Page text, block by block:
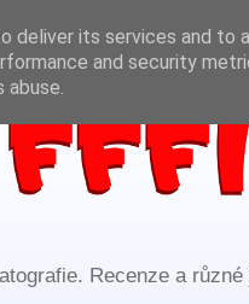
Recenze a
deliver its services and to
and security